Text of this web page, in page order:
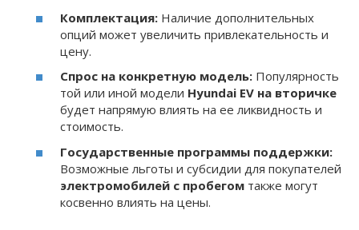
Комплектация: Наличие дополнительных
опций может увеличить привлекательность и
цену.
Спрос на конкретную модель: Популярность
той или иной модели Hyundai EV на вторичке
будет напрямую влиять на ее ликвидность и
стоимость.
Государственные программы поддержки:
Возможные льготы и субсидии для покупателей
электромобилей с пробегом также могут
косвенно влиять на цены.